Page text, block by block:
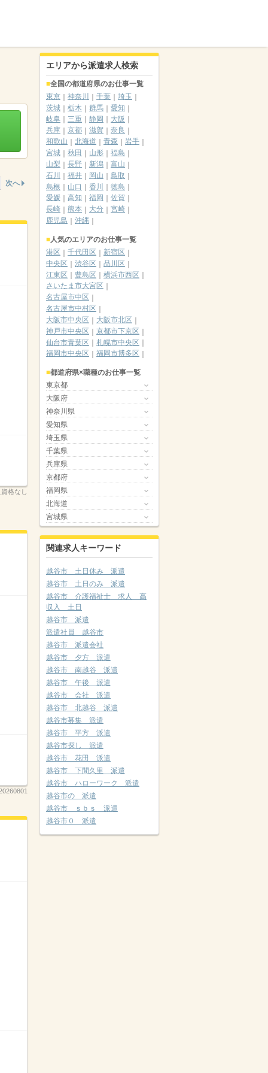
次へ
格なし
エリアから派遣求人検索
全国の都道府県のお仕事一覧
東京
神奈川 千葉
埼玉
茨城
栃木 群馬
愛知
岐阜
三重 静岡
大阪
兵庫
京都 滋賀
奈良
和歌山
北海道 青森
岩手
宮城
秋田 山形
福島
山梨
長野 新潟
富山
石川
福井 岡山
鳥取
島根
山口 香川
徳島
愛媛
高知 福岡
佐賀
長崎
熊本 大分
宮崎
鹿児島
沖縄
人気のエリアのお仕事一覧
港区
千代田区
新宿区
中央区
渋谷区
品川区
江東区
豊島区
横浜市西区
さいたま市大宮区
名古屋市中区
名古屋市中村区
大阪市中央区
大阪市北区
神戸市中央区
京都市下京区
仙台市青葉区
札幌市中央区
福岡市中央区
福岡市博多区
都道府県×職種のお仕事一覧
東京都
大阪府
神奈川県
愛知県
埼玉県
千葉県
兵庫県
京都府
福岡県
北海道
宮城県
関連求人キーワード
越谷市 土日休み 派遣
越谷市 土日のみ 派遣
越谷市 介護福祉士 求人 高
収入 土日
越谷市 派遣
派遣社員 越谷市
越谷市 派遣会社
越谷市 夕方 派遣
越谷市 南越谷 派遣
越谷市 午後 派遣
越谷市 会社 派遣
越谷市 北越谷 派遣
越谷市募集 派遣
越谷市 平方 派遣
越谷市探し 派遣
越谷市 花田 派遣
越谷市 下間久里 派遣
越谷市 ハローワーク 派遣
越谷市の 派遣
越谷市 ｓｂｓ 派遣
越谷市０ 派遣